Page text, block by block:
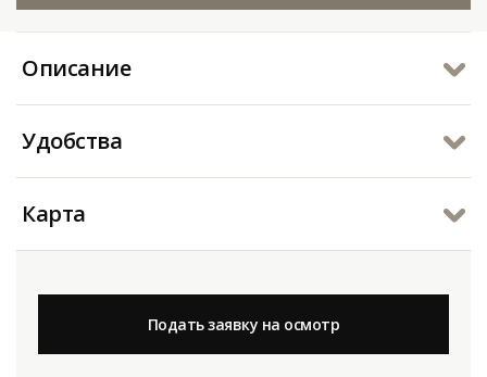
Описание
Удобства
Карта
Подать заявку на осмотр